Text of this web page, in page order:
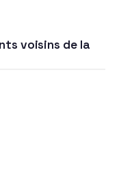
voisins de la